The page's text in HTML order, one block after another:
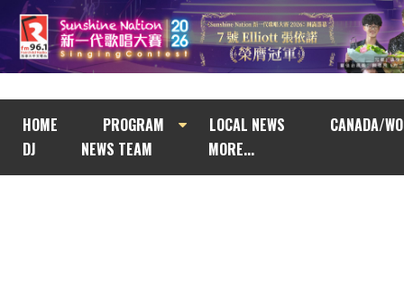
HOME PROGRAM LOCAL NEWS
CANADA/
DJ
NEWS TEAM MORE...